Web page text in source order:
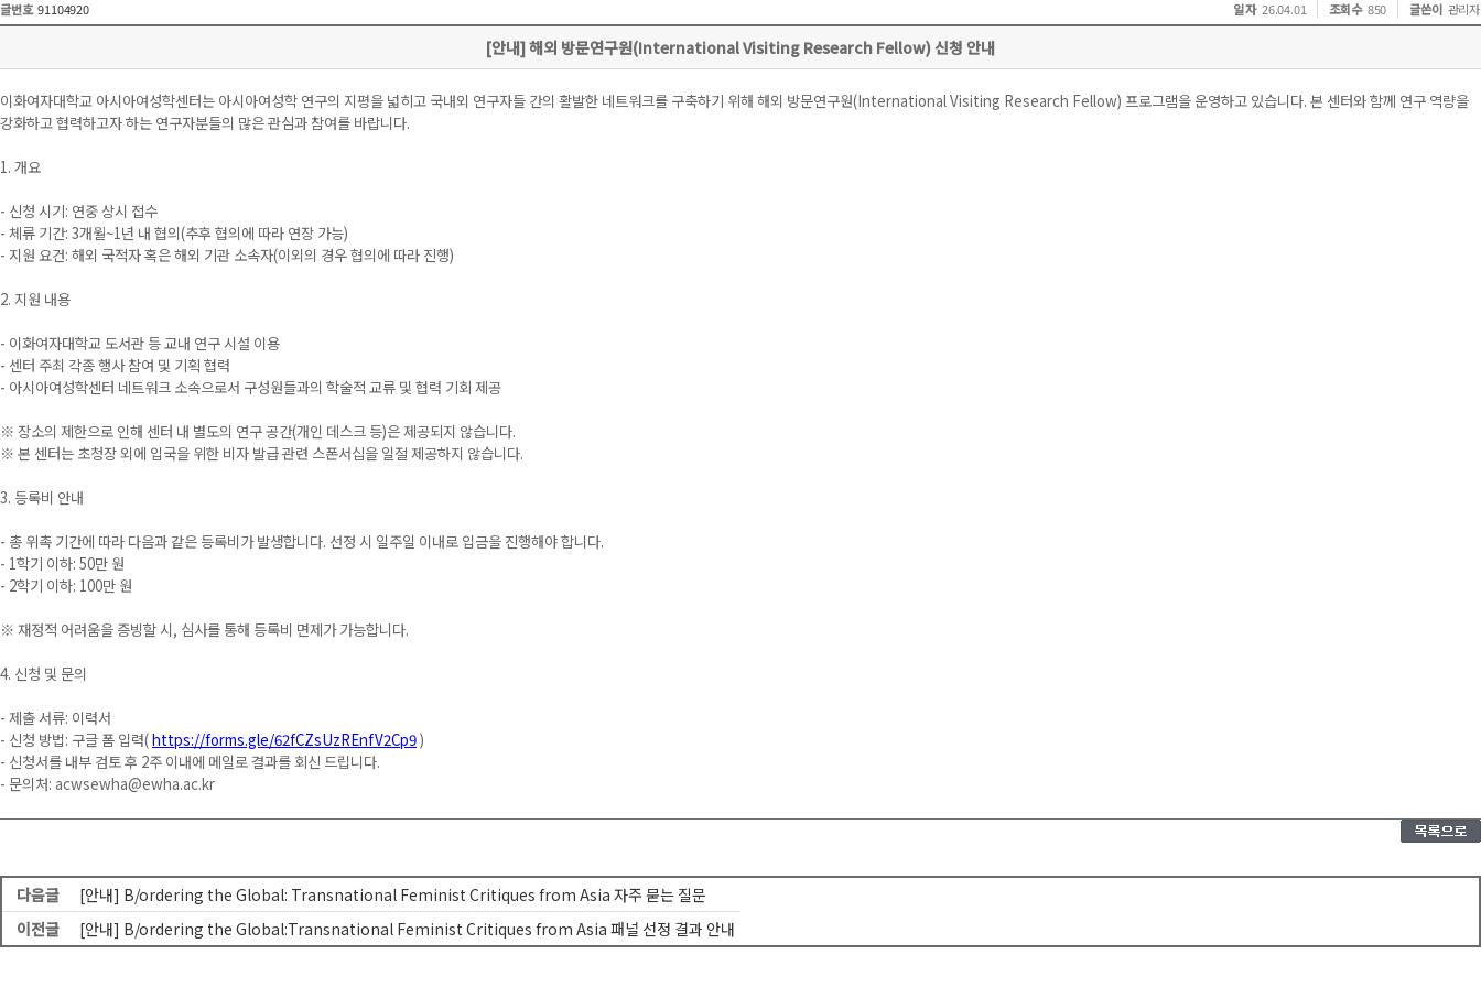
글번호 91104920 일 자 26.04.01 조회수 850 글쓴이 관리자
[안내] 해외 방문연구원(International Visiting Research Fellow) 신청 안내
이화여자대학교 아시아여성학센터는 아시아여성학 연구의 지평을 넓히고 국내외 연구자들 간의 활발한 네트워크를 구축하기 위해 해외 방문연구원(International Visiting Research Fellow) 프로그램을 운영하고 있습니다. 본 센터와 함께 연구 역량을
강화하고 협력하고자 하는 연구자분들의 많은 관심과 참여를 바랍니다.
1. 개요
- 신청 시기: 연중 상시 접수
- 체류 기간: 3개월~1년 내 협의(추후 협의에 따라 연장 가능)
- 지원 요건: 해외 국적자 혹은 해외 기관 소속자(이외의 경우 협의에 따라 진행)
2. 지원 내용
- 이화여자대학교 도서관 등 교내 연구 시설 이용
- 센터 주최 각종 행사 참여 및 기획 협력
- 아시아여성학센터 네트워크 소속으로서 구성원들과의 학술적 교류 및 협력 기회 제공
※ 장소의 제한으로 인해 센터 내 별도의 연구 공간(개인 데스크 등)은 제공되지 않습니다.
※ 본 센터는 초청장 외에 입국을 위한 비자 발급 관련 스폰서십을 일절 제공하지 않습니다.
3. 등록비 안내
- 총 위촉 기간에 따라 다음과 같은 등록비가 발생합니다. 선정 시 일주일 이내로 입금을 진행해야 합니다.
- 1학기 이하: 50만 원
- 2학기 이하: 100만 원
※ 재정적 어려움을 증빙할 시, 심사를 통해 등록비 면제가 가능합니다.
4. 신청 및 문의
- 제출 서류: 이력서
- 신청 방법: 구글 폼 입력( https://forms.gle/62fCZsUzREnfV2Cp9 )
- 신청서를 내부 검토 후 2주 이내에 메일로 결과를 회신 드립니다.
- 문의처: acwsewha@ewha.ac.kr
다음글 [안내] B/ordering the Global: Transnational Feminist Critiques from Asia 자주 묻는 질문
이전글 [안내] B/ordering the Global:Transnational Feminist Critiques from Asia 패널 선정 결과 안내